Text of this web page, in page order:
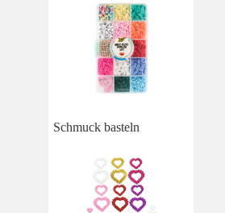
Schmuck basteln